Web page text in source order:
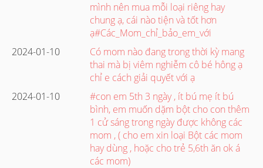
mình nên mua mỗi loại riêng hay
chung ạ, cái nào tiện và tốt hơn
ạ#Các_Mom_chỉ_bảo_em_với
2024-01-10
Có mom nào đang trong thời kỳ mang
thai mà bị viêm nghiễm cô bé hông ạ
chỉ e cách giải quyết với ạ
2024-01-10
#con em 5th 3 ngày , ít bú mẹ ít bú
bình, em muốn dặm bột cho con thêm
1 cử sáng trong ngày được không các
mom , ( cho em xin loại Bột các mom
hay dùng , hoặc cho trẻ 5,6th ăn ok á
các mom)